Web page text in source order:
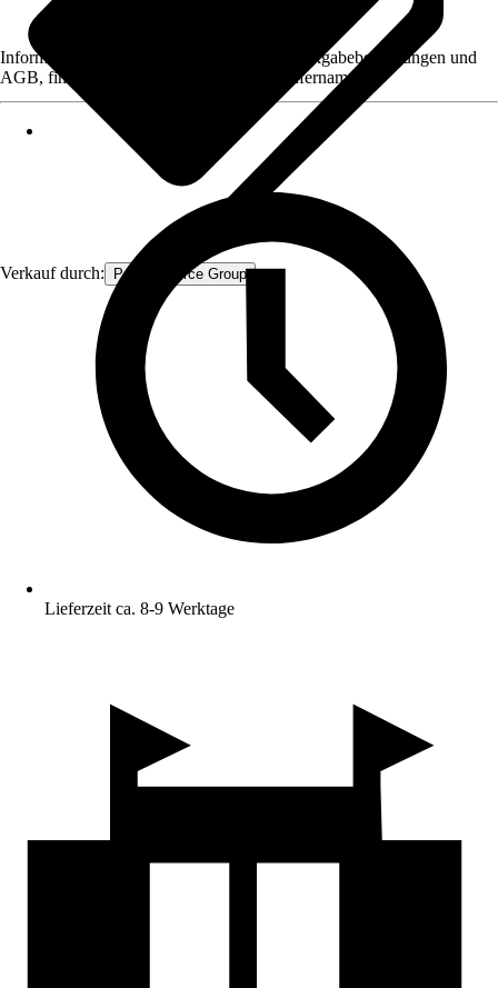
Verkauf durch: Procommerce Group
Informationen des Verkäufers, wie z. B. Rückgabebedingungen und
AGB, finden Sie bei Klick auf den Verkäufernamen.
Lieferzeit ca. 8-9 Werktage